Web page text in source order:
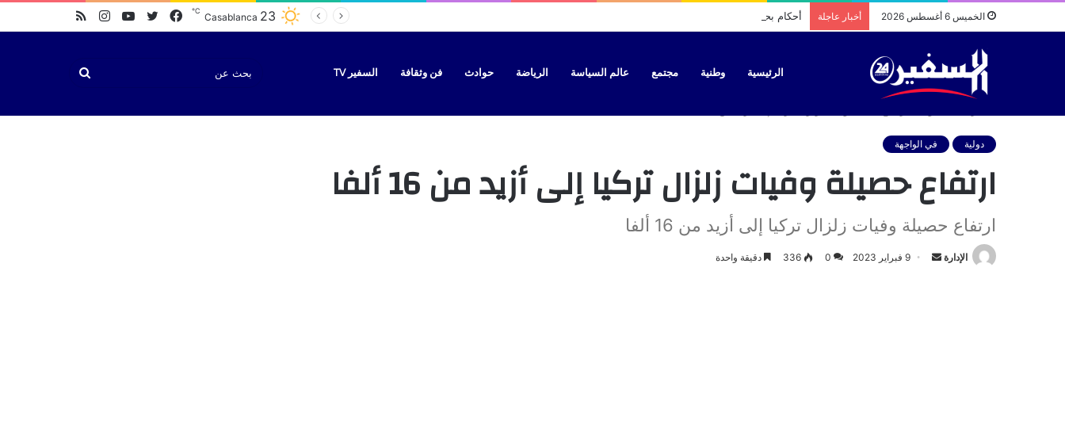
الخميس 6 أغسطس 2026 أخبار عاجلة أحكام بحق سائقي طاكسيات بتطوان بتهمة نقل “الحراسة” نحو سبتة
ملخصانستقراميوتيوبتويتر
فيسبوك Casablanca 23
℃
الرئيسية وطنية مجتمع عالم السياسة الرياضة حوادث فن وثقافة السفير TV بحث
دولية في الواجهة
ارتفاع حصيلة وفيات زلزال تركيا إلى أزيد من 16 ألفا
ارتفاع حصيلة وفيات زلزال تركيا إلى أزيد من 16 ألفا
الإدارة
أرسل 9 فبراير 2023 0
336 دقيقة واحدة